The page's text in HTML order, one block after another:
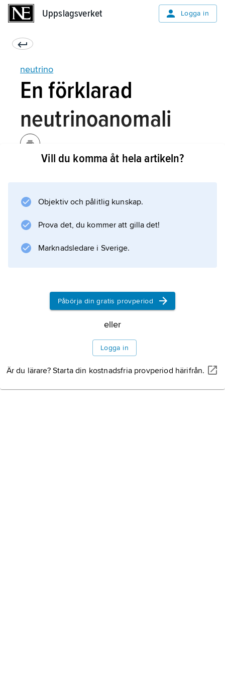
Uppslagsverket Logga in
neutrino
En förklarad
neutrinoanomali
rör sig fortare än ljuset, men som något år
senare kunde förklaras ha uppstått på grund
av en felaktig optisk kabel.
Vill du komma åt hela artikeln?
Objektiv och pålitlig kunskap.
Prova det, du kommer att gilla det!
Marknadsledare i Sverige.
Påbörja din gratis provperiod
eller
Logga in
Är du lärare? Starta din kostnadsfria provperiod härifrån.